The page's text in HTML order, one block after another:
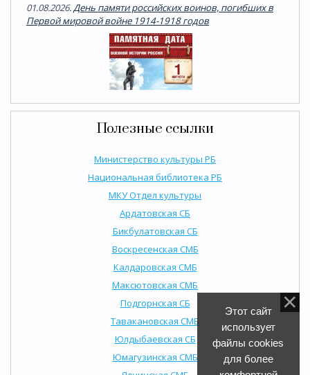
01.08.2026.День памяти российских воинов, погибших в
Первой мировой войне 1914-1918 годов
Полезные ссылки
Министерство культуры РБ
Национальная библиотека РБ
МКУ Отдел культуры
Ардатовская СБ
Бикбулатовская СБ
Воскресенская СМБ
Калдаровская СМБ
Максютовская СМБ
Подгорнская СБ
Тавакановская СМБ
Юлдыбаевская СБ
Юмагузинская СМБ
Этот сайт
использует
файлы cookies
для более